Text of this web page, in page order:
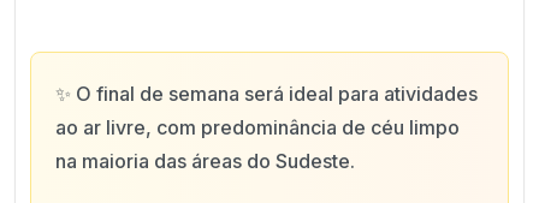
✨ O final de semana será ideal para atividades
ao ar livre, com predominância de céu limpo
na maioria das áreas do Sudeste.